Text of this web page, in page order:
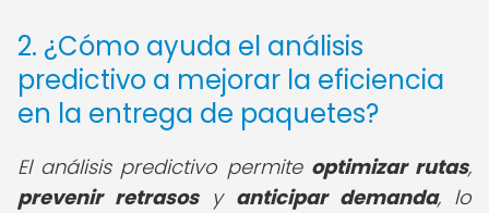
2. ¿Cómo ayuda el análisis
predictivo a mejorar la eficiencia
en la entrega de paquetes?
El análisis predictivo permite optimizar rutas,
prevenir retrasosy anticipar demanda, lo